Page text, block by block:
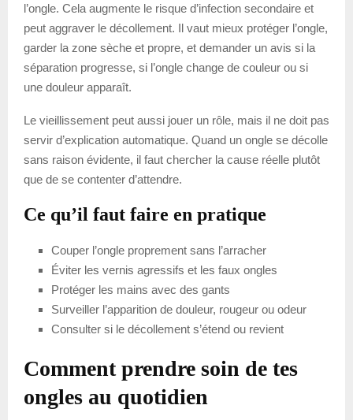
l’ongle. Cela augmente le risque d’infection secondaire et
peut aggraver le décollement. Il vaut mieux protéger l’ongle,
garder la zone sèche et propre, et demander un avis si la
séparation progresse, si l’ongle change de couleur ou si
une douleur apparaît.
Le vieillissement peut aussi jouer un rôle, mais il ne doit pas
servir d’explication automatique. Quand un ongle se décolle
sans raison évidente, il faut chercher la cause réelle plutôt
que de se contenter d’attendre.
Ce qu’il faut faire en pratique
Couper l’ongle proprement sans l’arracher
Éviter les vernis agressifs et les faux ongles
Protéger les mains avec des gants
Surveiller l’apparition de douleur, rougeur ou odeur
Consulter si le décollement s’étend ou revient
Comment prendre soin de tes
ongles au quotidien